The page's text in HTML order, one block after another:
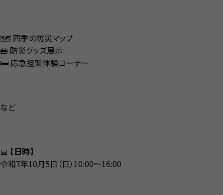
🗺️ 四季の防災マップ
🧰 防災グッズ展示
🛏️ 応急担架体験コーナー
など
📅 【日時】
令和7年10月5日（日）10:00〜16:00